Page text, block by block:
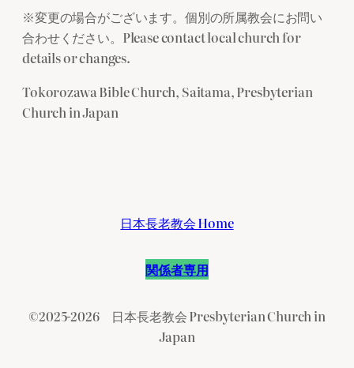
※変更の場合がございます。個別の所属教会にお問い
合わせください。Please contact local church for
details or changes.
Tokorozawa Bible Church, Saitama, Presbyterian
Church in Japan
日本長老教会 Home
関係者専用
©2025-2026 日本長老教会 Presbyterian Church in
Japan